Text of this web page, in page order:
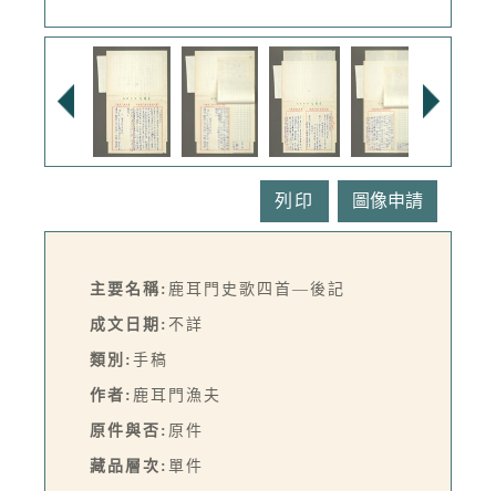
列印
主要名稱: 鹿耳門史歌四首—後記
成文日期: 不詳
類別: 手稿
作者: 鹿耳門漁夫
原件與否: 原件
藏品層次: 單件